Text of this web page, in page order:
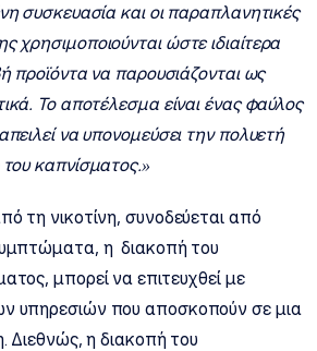
συσκευασία και οι παραπλανητικές
χρησιμοποιούνται ώστε ιδιαίτερα
προϊόντα να παρουσιάζονται ως
Το αποτέλεσμα είναι ένας φαύλος
να υπονομεύσει την πολυετή
καπνίσματος.»
τη νικοτίνη, συνοδεύεται από
η διακοπή του
μπορεί να επιτευχθεί με
υπηρεσιών που αποσκοπούν σε μια
Διεθνώς, η διακοπή του